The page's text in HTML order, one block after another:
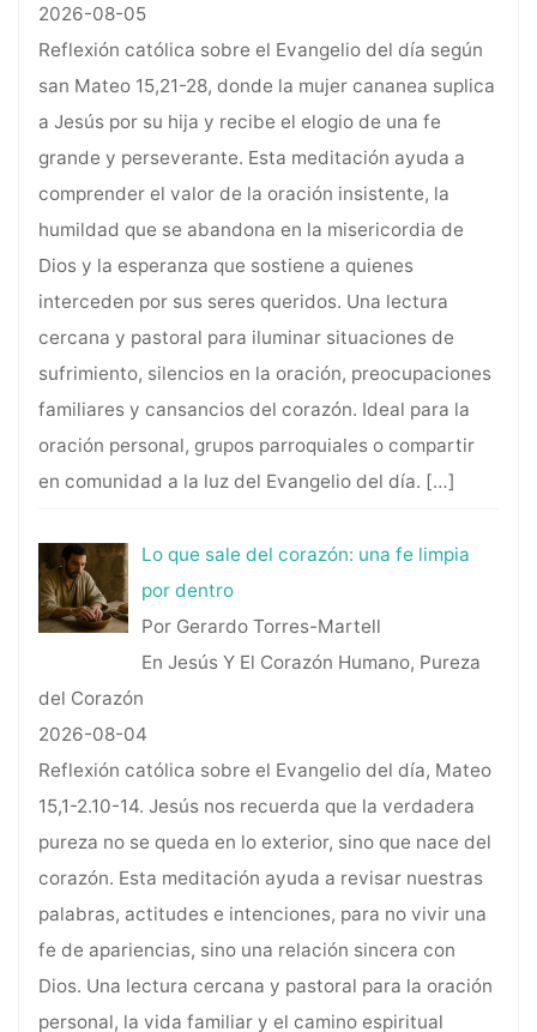
2026-08-05
Reflexión católica sobre el Evangelio del día según
san Mateo 15,21-28, donde la mujer cananea suplica
a Jesús por su hija y recibe el elogio de una fe
grande y perseverante. Esta meditación ayuda a
comprender el valor de la oración insistente, la
humildad que se abandona en la misericordia de
Dios y la esperanza que sostiene a quienes
interceden por sus seres queridos. Una lectura
cercana y pastoral para iluminar situaciones de
sufrimiento, silencios en la oración, preocupaciones
familiares y cansancios del corazón. Ideal para la
oración personal, grupos parroquiales o compartir
en comunidad a la luz del Evangelio del día. […]
Lo que sale del corazón: una fe limpia
por dentro
Por Gerardo Torres-Martell
En Jesús Y El Corazón Humano, Pureza
del Corazón
2026-08-04
Reflexión católica sobre el Evangelio del día, Mateo
15,1-2.10-14. Jesús nos recuerda que la verdadera
pureza no se queda en lo exterior, sino que nace del
corazón. Esta meditación ayuda a revisar nuestras
palabras, actitudes e intenciones, para no vivir una
fe de apariencias, sino una relación sincera con
Dios. Una lectura cercana y pastoral para la oración
personal, la vida familiar y el camino espiritual